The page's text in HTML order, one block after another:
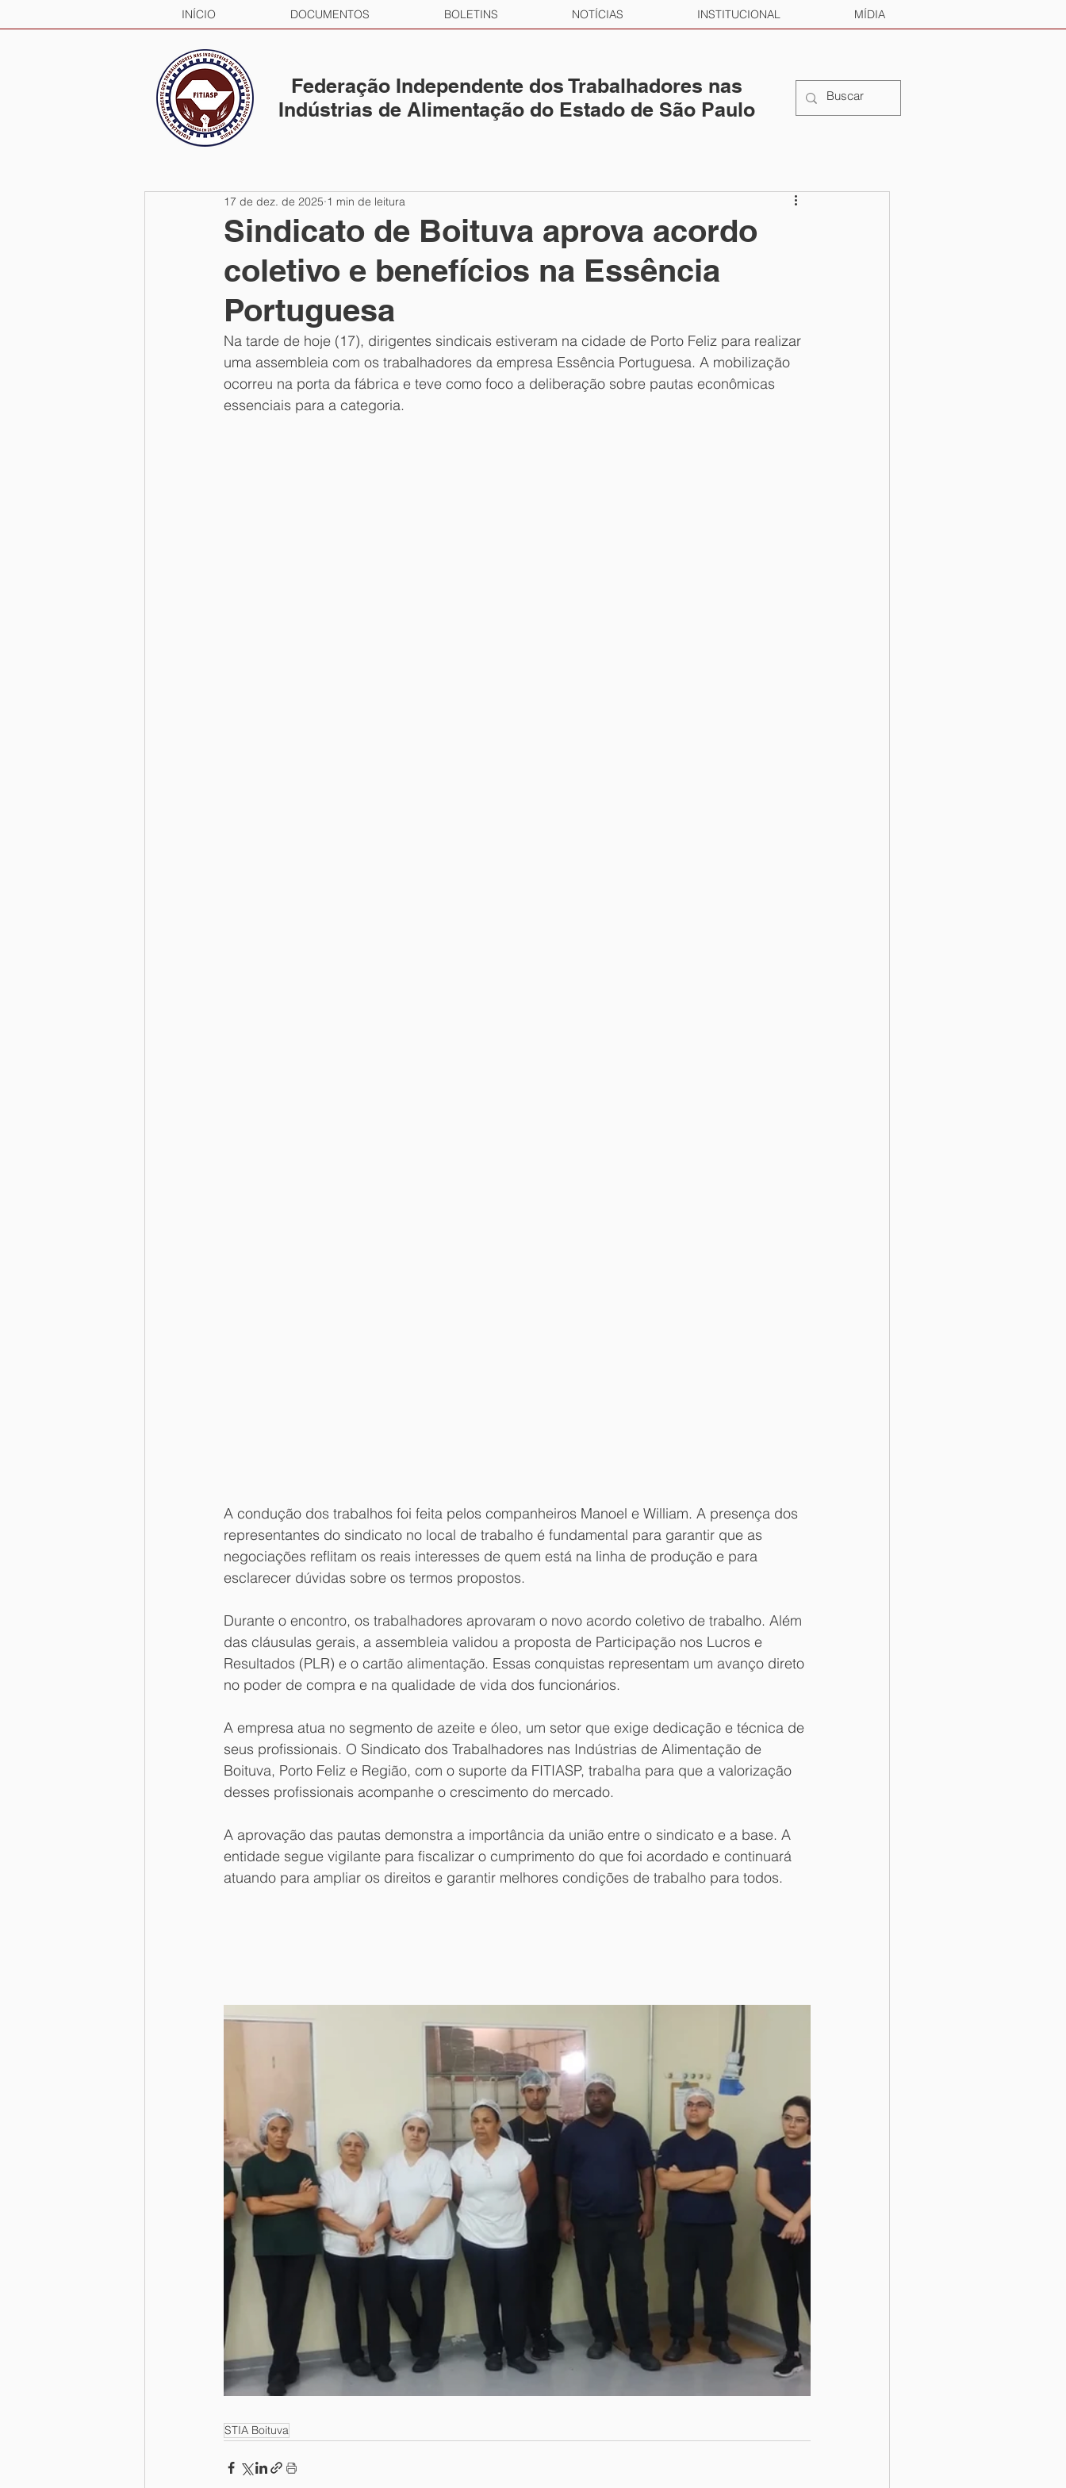
INÍCIO DOCUMENTOS BOLETINS NOTÍCIAS INSTITUCIONAL MÍDIA
Federação Independente dos Trabalhadores nas
Indústrias de Alimentação do Estado de São Paulo
Sindicato de Boituva aprova acordo
coletivo e benefícios na Essência
Portuguesa
17 de dez. de 2025 1 min de leitura
Na tarde de hoje (17), dirigentes sindicais estiveram na cidade de Porto Feliz para realizar
uma assembleia com os trabalhadores da empresa Essência Portuguesa. A mobilização
ocorreu na porta da fábrica e teve como foco a deliberação sobre pautas econômicas
essenciais para a categoria.
A condução dos trabalhos foi feita pelos companheiros Manoel e William. A presença dos
representantes do sindicato no local de trabalho é fundamental para garantir que as
negociações reflitam os reais interesses de quem está na linha de produção e para
esclarecer dúvidas sobre os termos propostos.
Durante o encontro, os trabalhadores aprovaram o novo acordo coletivo de trabalho. Além
das cláusulas gerais, a assembleia validou a proposta de Participação nos Lucros e
Resultados (PLR) e o cartão alimentação. Essas conquistas representam um avanço direto
no poder de compra e na qualidade de vida dos funcionários.
A empresa atua no segmento de azeite e óleo, um setor que exige dedicação e técnica de
seus profissionais. O Sindicato dos Trabalhadores nas Indústrias de Alimentação de
Boituva, Porto Feliz e Região, com o suporte da FITIASP, trabalha para que a valorização
desses profissionais acompanhe o crescimento do mercado.
A aprovação das pautas demonstra a importância da união entre o sindicato e a base. A
entidade segue vigilante para fiscalizar o cumprimento do que foi acordado e continuará
atuando para ampliar os direitos e garantir melhores condições de trabalho para todos.
STIA Boituva